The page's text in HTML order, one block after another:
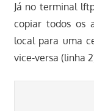
Já no terminal
copiar todos os
local para uma
vice-versa (linha